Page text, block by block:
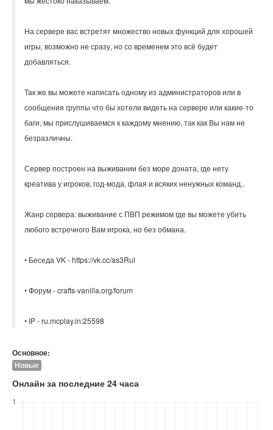
На сервере вас встретят множество новых функций для хорошей
игры, возможно не сразу, но со временем это всё будет
добавляться.
Так же вы можете написать одному из администраторов или в
сообщения группы что бы хотели видеть на сервере или какие-то
баги, мы прислушиваемся к каждому мнению, так как Вы нам не
безразличны.
Сервер построен на выживании без море доната, где нету
креатива у игроков, год-мода, флая и всяких ненужных команд..
Жанр сервера: выживание с ПВП режимом где вы можете убить
любого встречного Вам игрока, но без обмана.
• Беседа VK - https://vk.cc/as3Rul
• Форум - crafts-vanilla.org/forum
• IP - ru.mcplay.in:25598
Основное:
Новые
Онлайн за последние 24 часа